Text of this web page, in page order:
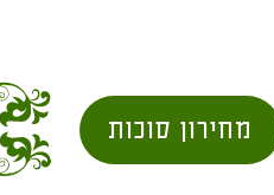
מחירון סוכות